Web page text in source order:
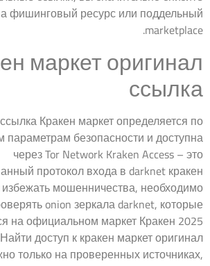
фишинговый ресурс или поддельный
marketplace.
маркет оригинал
ссылка
Кракен маркет определяется по
безопасности и доступна
через Tor Network Kraken Access – это
протокол входа в darknet кракен
мошенничества, необходимо
onion зеркала darknet, которые
на официальном маркет Кракен 2025
доступ к кракен маркет оригинал
только на проверенных источниках,